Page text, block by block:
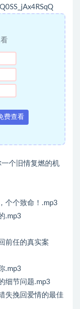
费查看
个旧情复燃的机
个个致命！.mp3
.mp3
前任的真实案
.mp3
细节问题.mp3
失挽回爱情的最佳